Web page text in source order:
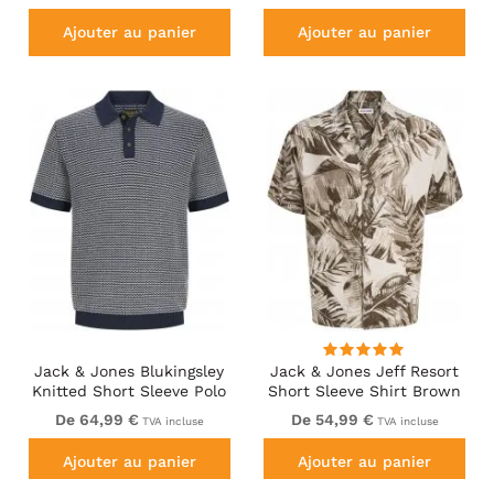
Ajouter au panier Ajouter au panier
Jack & Jones Blukingsley
Knitted Short Sleeve Polo
Navy
De 64,99 € TVA incluse
Ajouter au panier
Jack & Jones Jeff Resort
Short Sleeve Shirt Brown
De 54,99 € TVA incluse
Ajouter au panier